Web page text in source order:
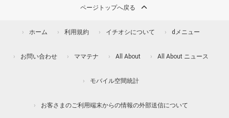
ページトップへ戻る
ホーム 利用規約 イチオシについて dメニュー
お問い合わせ ママテナ All About All About ニュース
モバイル空間統計
お客さまのご利用端末からの情報の外部送信について